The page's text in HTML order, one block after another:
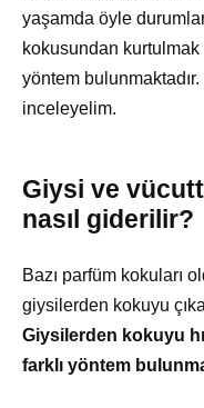
yaşamda öyle
kokusundan
yöntem
inceleyelim.
Giysi ve
nasıl giderilir?
Bazı parfüm kokuları
giysilerden kokuyu
Giysilerden kokuyu
farklı yöntem